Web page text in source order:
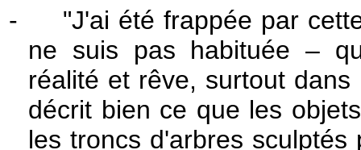
-
"J'ai été frappée par
ne suis pas habituée –
réalité et rêve, surtout
décrit bien ce que les
les troncs d'arbres sculptés